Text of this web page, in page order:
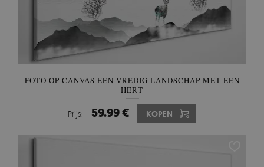
FOTO OP CANVAS EEN VREDIG LANDSCHAP MET EEN
HERT
Prijs: 59.99 € KOPEN